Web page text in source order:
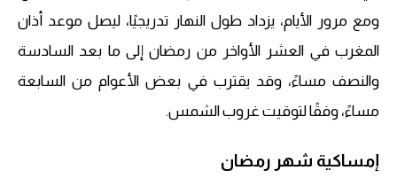
ومع مرور الأيام، يزداد طول النهار تدريجيًا، ليصل موعد أذان
المغرب في العشر الأواخر من رمضان إلى ما بعد السادسة
والنصف مساءً، وقد يقترب في بعض الأعوام من السابعة
مساءً، وفقًا لتوقيت غروب الشمس.
إمساكية شهر رمضان